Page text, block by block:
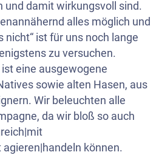
und damit wirkungsvoll sind.
alles möglich und
nicht“ ist für uns noch lange
zu versuchen.
eine ausgewogene
sowie alten Hasen, aus
Wir beleuchten alle
da wir bloß so auch
können.